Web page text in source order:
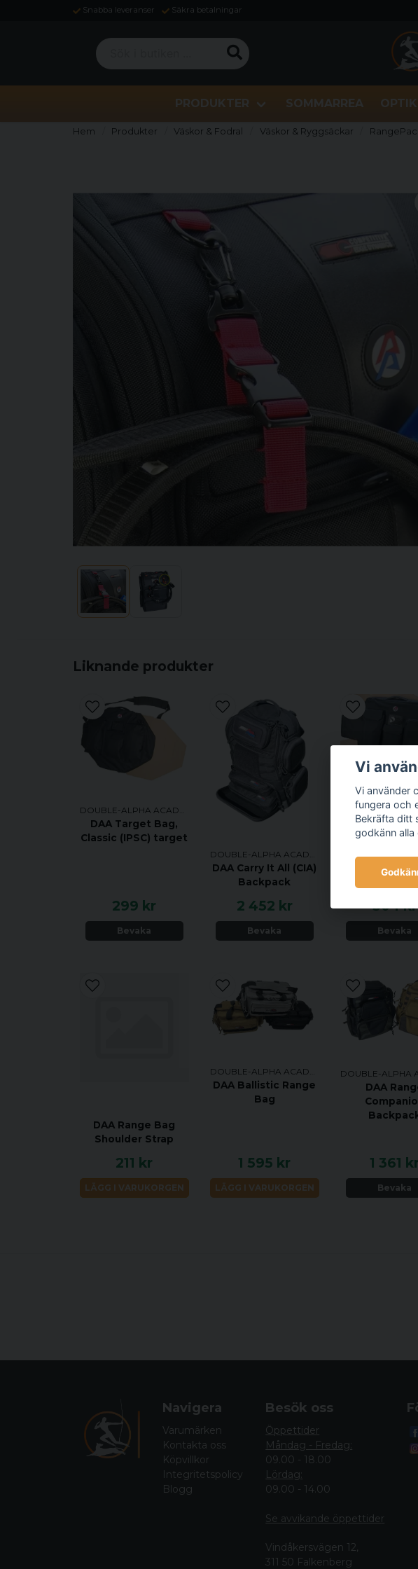
Snabba leveranser Säkra betalningar
Sök i butiken ...
PRODUKTER SOMMARREA
Hem Produkter Väskor & Fodral Väskor & Ryggsäckar
Liknande produkter
DAA Target Bag,
Classic (IPSC) target
299 kr
Bevaka
DOUBLE-ALPHA ACADEMY
DAA Carry It All (CIA)
Backpack
2 452 kr
Bevaka
DAA Target
Traditional
Target
304 kr
Bevaka
DAA Range Bag
Shoulder Strap
211 kr
LÄGG I VARUKORGEN
DOUBLE-ALPHA ACADEMY
DAA Ballistic Range
Bag
1 595 kr
LÄGG I VARUKORGEN
DAA
1 361 kr
Bevaka
Navigera
Varumärken
Kontakta oss
Köpvillkor
Integritetspolicy
Blogg
Besök oss
Öppettider
Måndag - Fredag:
09.00 - 18.00
Lördag:
09.00 - 14.00
Se avvikande öppettider
Vindåkersvägen 12,
311 50 Falkenberg
Vi
Vi använder
fungera och
Bekräfta ditt
godkänn alla